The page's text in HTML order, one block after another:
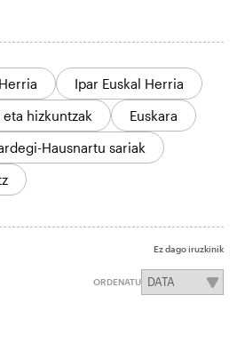
Ipar Euskal Herria
eta hizkuntzak
Euskara
Hausnartu sariak
Ez dago iruzkinik
ORDENATU